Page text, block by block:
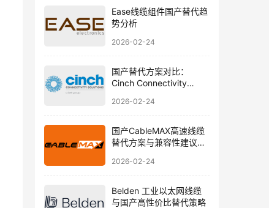
Ease线缆组件国产替代趋
势分析
2026-02-24
国产替代方案对比：
Cinch Connectivity
型指南
2026-02-24
国产CableMAX高速线缆
替代方案与兼容性建议解
2026-02-24
Belden 工业以太网线缆
与国产高性价比替代策略